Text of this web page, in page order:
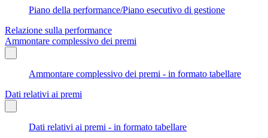
Piano della performance/Piano esecutivo di gestione
Relazione sulla performance
Ammontare complessivo dei premi
Ammontare complessivo dei premi - in formato tabellare
Dati relativi ai premi
Dati relativi ai premi - in formato tabellare